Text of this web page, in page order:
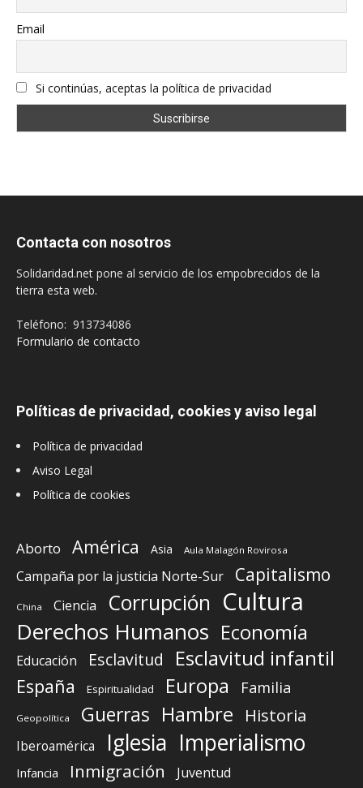
Email
Si continúas, aceptas la política de privacidad
Contacta con nosotros
Solidaridad.net pone al servicio de los empobrecidos de la
tierra esta web.
Teléfono: 913734086
Formulario de contacto
Políticas de privacidad, cookies y aviso legal
Política de privacidad
Aviso Legal
Política de cookies
Aborto América Asia Aula Malagón Rovirosa
Campaña por la justicia Norte-Sur Capitalismo
China Ciencia Corrupción Cultura
Derechos Humanos Economía
Educación Esclavitud Esclavitud infantil
España Espiritualidad Europa Familia
Geopolítica Guerras Hambre Historia
Iberoamérica Iglesia Imperialismo
Infancia Inmigración Juventud